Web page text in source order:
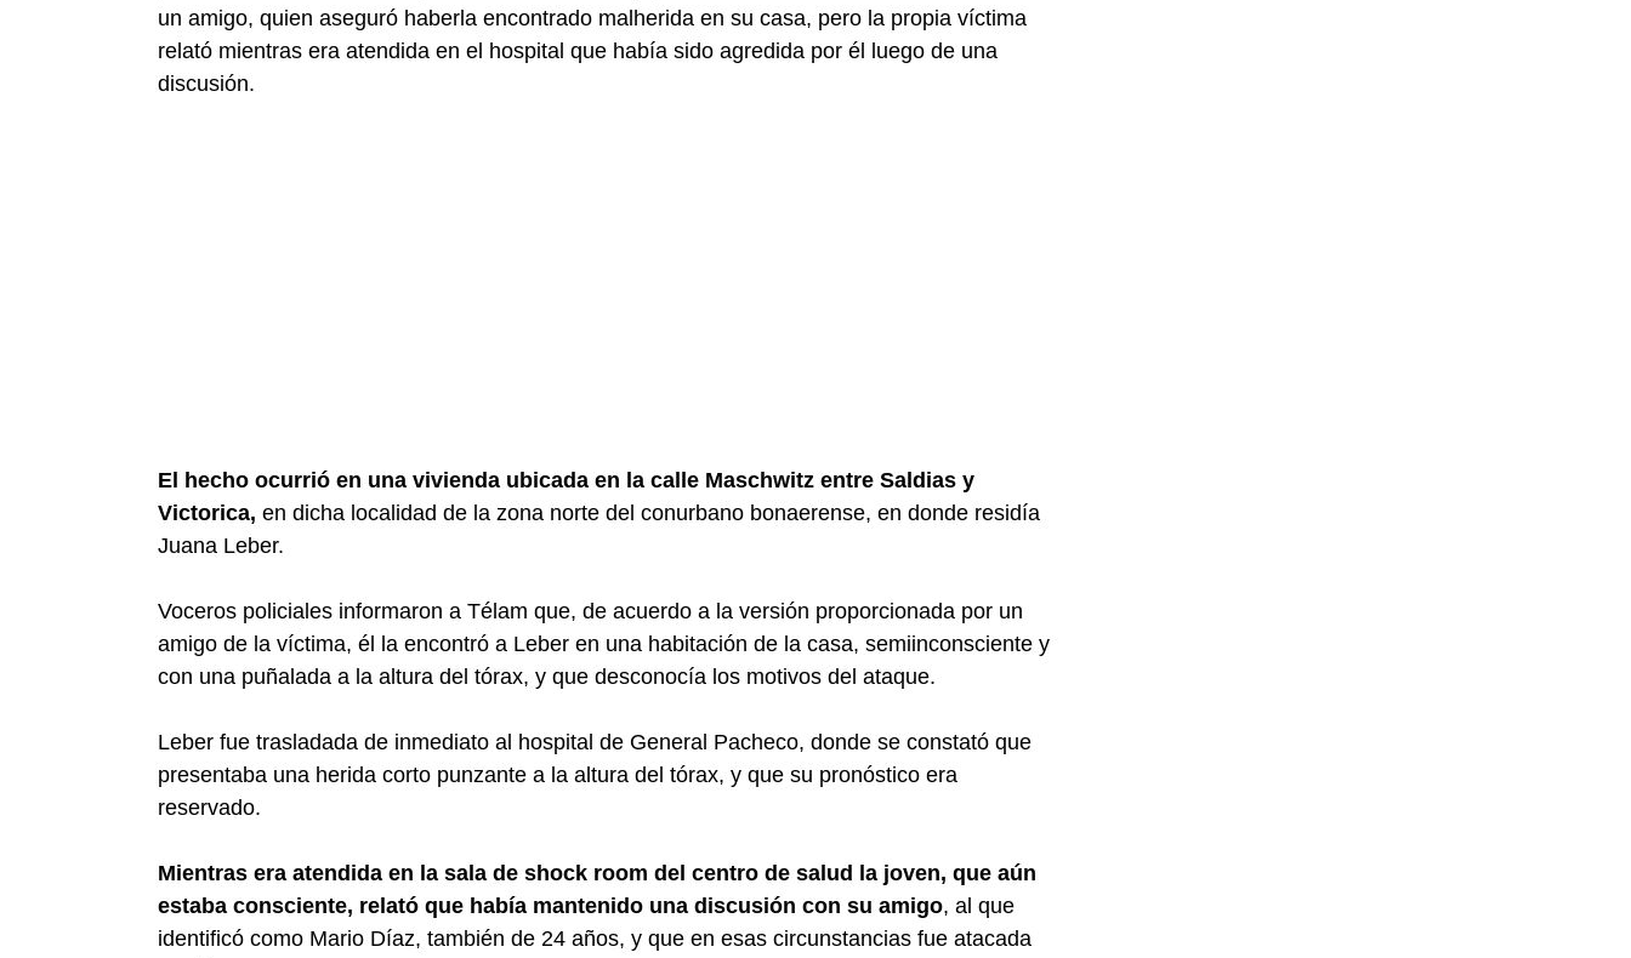
un amigo, quien aseguró haberla encontrado malherida en su casa, pero la propia víctima
relató mientras era atendida en el hospital que había sido agredida por él luego de una
discusión.
El hecho ocurrió en una vivienda ubicada en la calle Maschwitz entre Saldias y
Victorica, en dicha localidad de la zona norte del conurbano bonaerense, en donde residía
Juana Leber.
Voceros policiales informaron a Télam que, de acuerdo a la versión proporcionada por un
amigo de la víctima, él la encontró a Leber en una habitación de la casa, semiinconsciente y
con una puñalada a la altura del tórax, y que desconocía los motivos del ataque.
Leber fue trasladada de inmediato al hospital de General Pacheco, donde se constató que
presentaba una herida corto punzante a la altura del tórax, y que su pronóstico era
reservado.
Mientras era atendida en la sala de shock room del centro de salud la joven, que aún
estaba consciente, relató que había mantenido una discusión con su amigo, al que
identificó como Mario Díaz, también de 24 años, y que en esas circunstancias fue atacada